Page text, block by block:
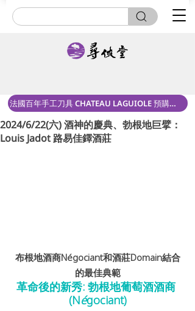
法國百年手工刀具 CHATEAU LAGUIOLE 預購中！
2024/6/22(六) 酒神的慶典、勃根地巨擘：
Louis Jadot 路易佳鐸酒莊
布根地酒商Négociant和酒莊Domain結合
的最佳典範
革命後的新秀: 勃根地葡萄酒酒商
(Négociant)